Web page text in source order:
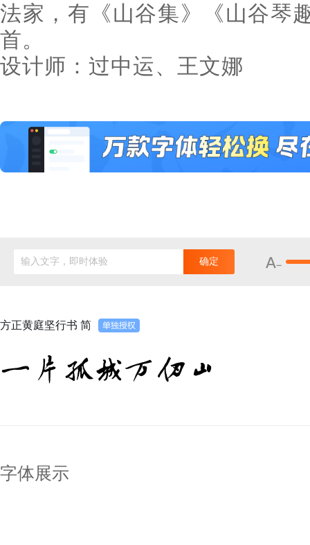
法家，有《山谷集》《山谷琴
首。
设计师：过中运、王文娜
输入文字，即时体验 确定
方正黄庭坚行书 简
一片孤城万仞山
字体展示